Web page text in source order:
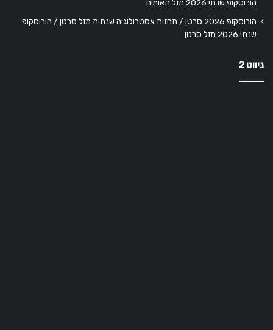
הורוסקופ שנתי 2026 מזל תאומים
הורוסקופ 2026 סרטן / תחזית אסטרולוגיה שנתית מזל סרטן / הורוסקופ
שנתי 2026 מזל סרטן
ניווט 2